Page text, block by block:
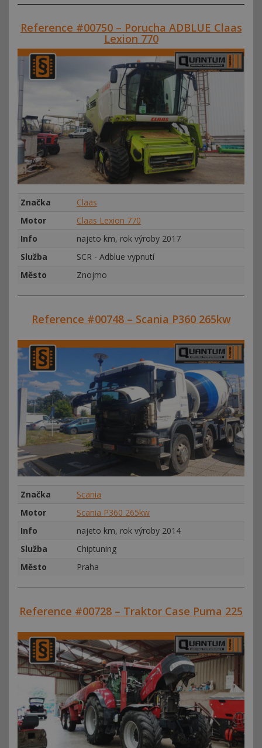
Reference #00750 – Porucha ADBLUE Claas
Lexion 770
Značka
Claas
Motor
Claas Lexion 770
Info
najeto km, rok výroby 2017
Služba
SCR - Adblue vypnutí
Město
Znojmo
Reference #00748 – Scania P360 265kw
Značka
Scania
Motor
Scania P360 265kw
Info
najeto km, rok výroby 2014
Služba
Chiptuning
Město
Praha
Reference #00728 – Traktor Case Puma 225